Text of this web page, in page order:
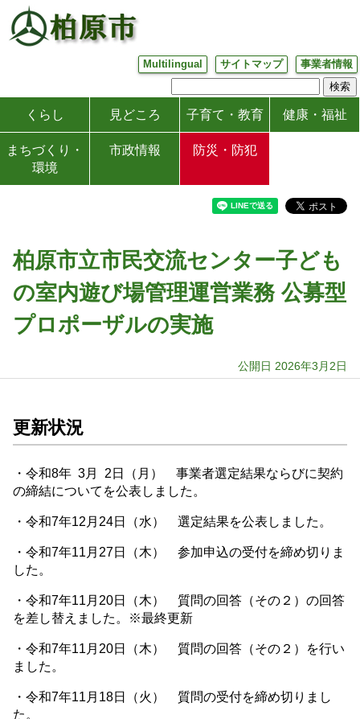
Multilingual サイトマップ 事業者情報
くらし 見どころ 子育て・教育 健康・福祉
まちづくり・
環境
市政情報 防災・防犯
柏原市立市民交流センター子ども
の室内遊び場管理運営業務 公募型
プロポーザルの実施
公開日 2026年3月2日
更新状況
・令和8年 3月 2日（月） 事業者選定結果ならびに契約
の締結についてを公表しました。
・令和7年12月24日（水） 選定結果を公表しました。
・令和7年11月27日（木） 参加申込の受付を締め切りま
した。
・令和7年11月20日（木） 質問の回答（その２）の回答
を差し替えました。※最終更新
・令和7年11月20日（木） 質問の回答（その２）を行い
ました。
・令和7年11月18日（火） 質問の受付を締め切りまし
た。